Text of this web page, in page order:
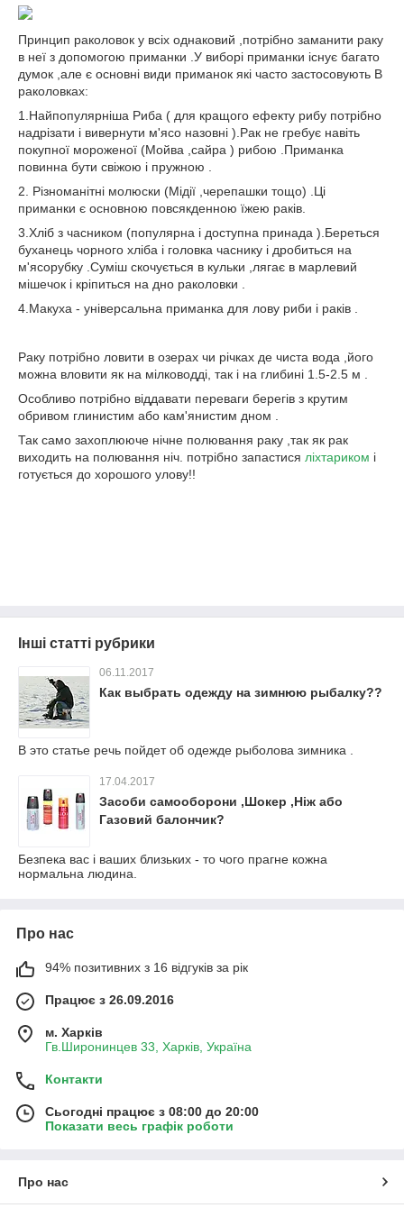
Принцип раколовок у всіх однаковий ,потрібно заманити раку
в неї з допомогою приманки .У виборі приманки існує багато
думок ,але є основні види приманок які часто застосовують В
раколовках:
1.Найпопулярніша Риба ( для кращого ефекту рибу потрібно
надрізати і вивернути м'ясо назовні ).Рак не гребує навіть
покупної мороженої (Мойва ,сайра ) рибою .Приманка
повинна бути свіжою і пружною .
2. Різноманітні молюски (Мідії ,черепашки тощо) .Ці
приманки є основною повсякденною їжею раків.
3.Хліб з часником (популярна і доступна принада ).Береться
буханець чорного хліба і головка часнику і дробиться на
м'ясорубку .Суміш скочується в кульки ,лягає в марлевий
мішечок і кріпиться на дно раколовки .
4.Макуха - універсальна приманка для лову риби і раків .
Раку потрібно ловити в озерах чи річках де чиста вода ,його
можна вловити як на мілководді, так і на глибині 1.5-2.5 м .
Особливо потрібно віддавати переваги берегів з крутим
обривом глинистим або кам'янистим дном .
Так само захоплююче нічне полювання раку ,так як рак
виходить на полювання ніч. потрібно запастися ліхтариком і
готується до хорошого улову!!
Інші статті рубрики
06.11.2017
Как выбрать одежду на зимнюю рыбалку??
В это статье речь пойдет об одежде рыболова зимника .
17.04.2017
Засоби самооборони ,Шокер ,Ніж або
Газовий балончик?
Безпека вас і ваших близьких - то чого прагне кожна
нормальна людина.
Про нас
94% позитивних з 16 відгуків за рік
Працює з 26.09.2016
м. Харків
Гв.Широнинцев 33, Харків, Україна
Контакти
Сьогодні працює з 08:00 до 20:00
Показати весь графік роботи
Про нас